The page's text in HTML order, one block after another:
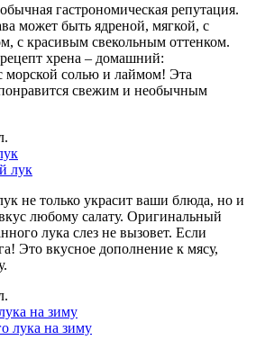
гастрономическая репутация.
может быть ядреной, мягкой, с
с красивым свекольным оттенком.
хрена – домашний:
морской солью и лаймом! Эта
понравится свежим и необычным
не только украсит ваши блюда, но и
любому салату. Оригинальный
лука слез не вызовет. Если
Это вкусное дополнение к мясу,
на зиму